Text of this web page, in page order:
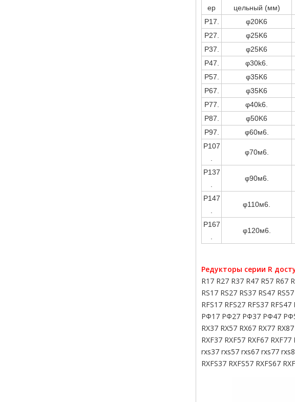
ер
цельный (мм)
Р17. φ20K6
Р27.
φ25K6
Р37.
φ25K6
Р47.
φ30k6.
Р57.
φ35K6
Р67.
φ35K6
Р77.
φ40k6.
Р87.
φ50K6
Р97.
φ60м6.
Р107
φ70м6.
Р137
φ90м6.
Р147
φ110м6.
Р167
φ120м6.
Редукторы серии R
R17 R27 R37 R47 R57 R67
RS17 RS27 RS37 RS47
RFS17 RFS27 RFS37
РФ17 РФ27 РФ37 РФ47
RX37 RX57 RX67 RX77
RXF37 RXF57 RXF67
rxs37 rxs57 rxs67 rxs77
RXFS37 RXFS57 RXFS67